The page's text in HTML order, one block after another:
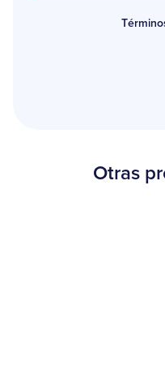
Otras